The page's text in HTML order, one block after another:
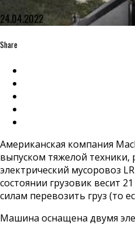
24.04.2022
Share
Американская компания
выпуском тяжелой техники,
электрический мусоровоз
состоянии грузовик весит
силам перевозить груз (то
Машина оснащена двумя